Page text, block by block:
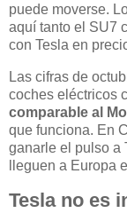
puede moverse.
aquí tanto el SU7
con Tesla en
Las cifras de
coches eléctricos
comparable al
que funciona. En
ganarle el pulso a
lleguen a Europa
Tesla no es